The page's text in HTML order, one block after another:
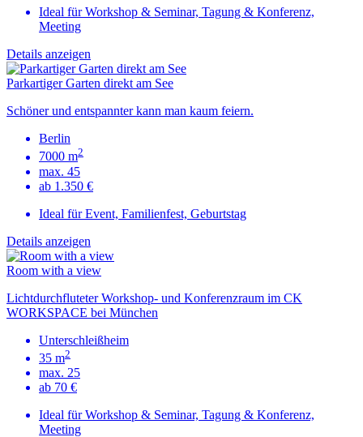
Ideal für Workshop & Seminar, Tagung & Konferenz,
Meeting
Details anzeigen
Parkartiger Garten direkt am See
Schöner und entspannter kann man kaum feiern.
Berlin
7000 m2
max. 45
ab 1.350 €
Ideal für Event, Familienfest, Geburtstag
Details anzeigen
Room with a view
Lichtdurchfluteter Workshop- und Konferenzraum im CK
WORKSPACE bei München
Unterschleißheim
35 m2
max. 25
ab 70 €
Ideal für Workshop & Seminar, Tagung & Konferenz,
Meeting